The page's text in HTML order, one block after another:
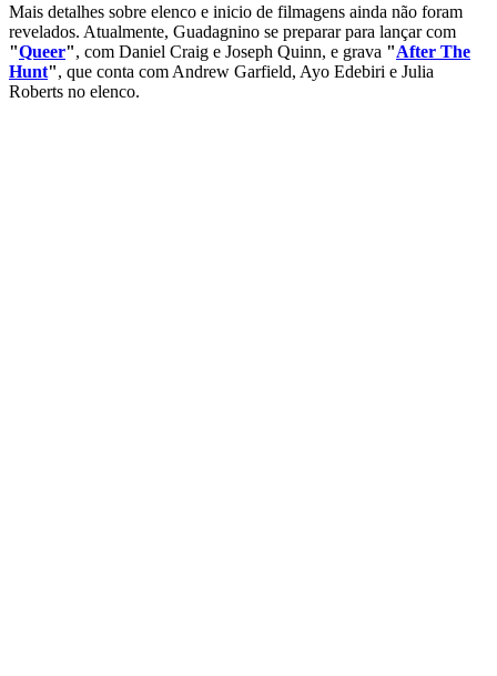
Mais detalhes sobre elenco e inicio de filmagens ainda não foram
revelados. Atualmente, Guadagnino se preparar para lançar com
"Queer", com Daniel Craig e Joseph Quinn, e grava "After The
Hunt", que conta com Andrew Garfield, Ayo Edebiri e Julia
Roberts no elenco.